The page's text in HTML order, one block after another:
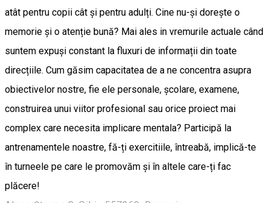
atât pentru copii cât și pentru adulți. Cine nu-și dorește o
memorie și o atenție bună? Mai ales in vremurile actuale când
suntem expuși constant la fluxuri de informații din toate
direcțiile. Cum găsim capacitatea de a ne concentra asupra
obiectivelor nostre, fie ele personale, școlare, examene,
construirea unui viitor profesional sau orice proiect mai
complex care necesita implicare mentala? Participă la
antrenamentele noastre, fă-ți exercitiile, întreabă, implică-te
în turneele pe care le promovăm și în altele care-ți fac
plăcere!